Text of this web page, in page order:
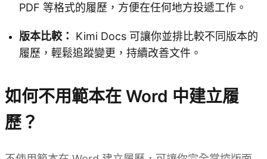
PDF 等格式的履歷，方便在任何地方投遞工作。
版本比較：
Kimi Docs 可讓你並排比較不同版本的
履歷，輕鬆追蹤變更，持續改善文件。
如何不用範本在 Word 中建立履
歷？